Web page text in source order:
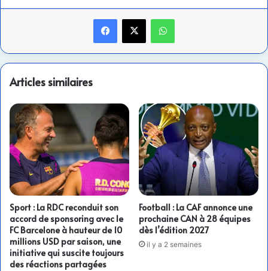
Facebook
X WhatsApp
Articles similaires
Sport : La RDC reconduit son
accord de sponsoring avec le
FC Barcelone à hauteur de 10
millions USD par saison, une
initiative qui suscite toujours
des réactions partagées
Football : La CAF annonce une
prochaine CAN à 28 équipes
dès l’édition 2027
il y a 2 semaines